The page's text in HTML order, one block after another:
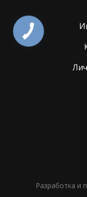
Разработка и